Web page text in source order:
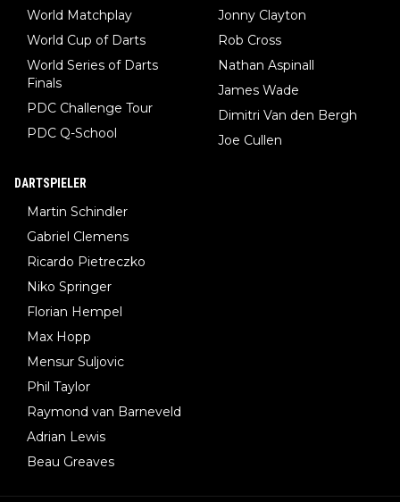
World Matchplay
World Cup of Darts
World Series of Darts
Finals
PDC Challenge Tour
PDC Q-School
Jonny Clayton
Rob Cross
Nathan Aspinall
James Wade
Dimitri Van den Bergh
Joe Cullen
DARTSPIELER
Martin Schindler
Gabriel Clemens
Ricardo Pietreczko
Niko Springer
Florian Hempel
Max Hopp
Mensur Suljovic
Phil Taylor
Raymond van Barneveld
Adrian Lewis
Beau Greaves